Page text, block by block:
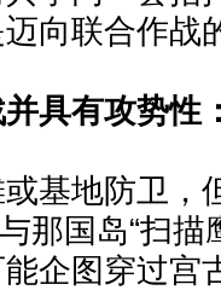
向联合作战
具有攻势性
基地防卫，
那国岛“扫
企图穿过宫